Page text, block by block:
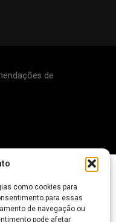
como cookies para
para essas
de navegação ou
pode afetar
de